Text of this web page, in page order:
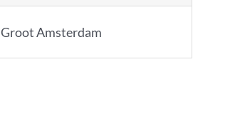
Groot Amsterdam